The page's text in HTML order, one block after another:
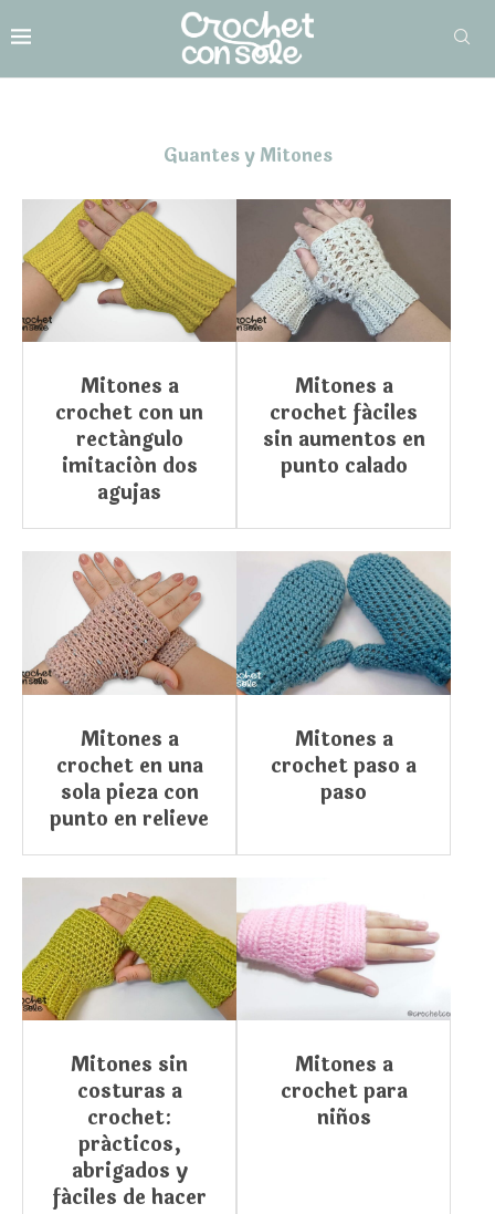
Guantes y Mitones
Mitones a
crochet con un
rectángulo
imitación dos
agujas
Mitones a
crochet fáciles
sin aumentos en
punto calado
Mitones a
crochet en una
sola pieza con
punto en relieve
Mitones a
crochet paso a
paso
Mitones sin
costuras a
crochet:
prácticos,
abrigados y
fáciles de hacer
Mitones a
crochet para
niños